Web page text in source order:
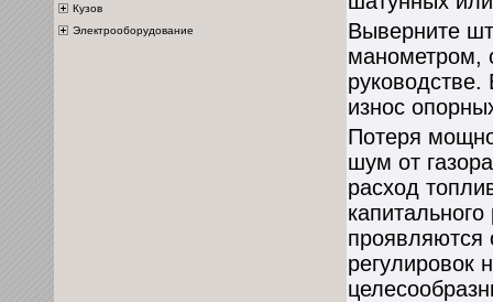
Кузов
Электрооборудование
Выверните
манометром,
износ
Потеря
шум от
расход
проявляются
регулировок